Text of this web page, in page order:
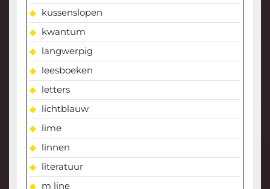
kussenslopen
kwantum
langwerpig
leesboeken
letters
lichtblauw
lime
linnen
literatuur
m line